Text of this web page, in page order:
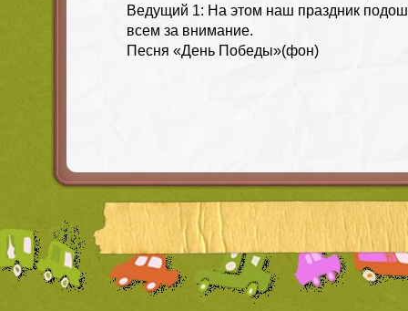
Ведущий 1: На этом наш праздник
всем за внимание.
Песня «День Победы»(фон)